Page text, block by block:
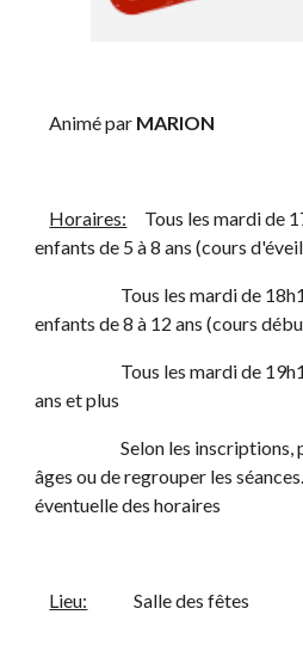
    Animé par
MARION
Horaires:
Tous les mardi de
enfants de 5 à 8 ans (cours
enfants de 8 à 12 ans (cours
ans et plus
                        Selon les inscriptions, possibilité de scinder les
âges ou de regrouper les
éventuelle des horaires
Lieu:
             Salle des fêtes